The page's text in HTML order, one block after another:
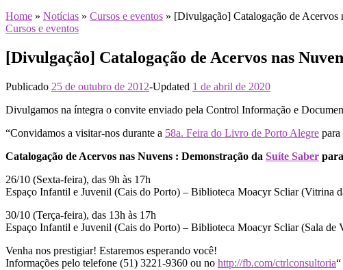
Home » Notícias » Cursos e eventos » [Divulgação] Catalogação de Acervos
Cursos e eventos
[Divulgação] Catalogação de Acervos nas
Publicado 25 de outubro de 2012-Updated 1 de abril de 2020
Divulgamos na íntegra o convite enviado pela Control Informação e
“Convidamos a visitar-nos durante a 58a. Feira do Livro de Porto Alegre
Catalogação de Acervos nas Nuvens : Demonstração da Suíte Saber
26/10 (Sexta-feira), das 9h às 17h
Espaço Infantil e Juvenil (Cais do Porto) – Biblioteca Moacyr Scliar (Vitrina
30/10 (Terça-feira), das 13h às 17h
Espaço Infantil e Juvenil (Cais do Porto) – Biblioteca Moacyr Scliar (Sala de
Venha nos prestigiar! Estaremos esperando você!
Informações pelo telefone (51) 3221-9360 ou no http://fb.com/ctrlconsultoria“